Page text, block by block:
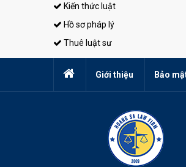
Kiến thức luật
Hồ sơ pháp lý
Thuê luật sư
Giới thiệu Bảo